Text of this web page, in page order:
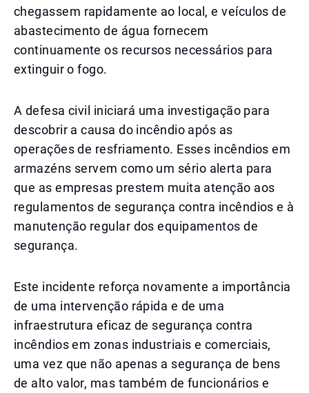
chegassem rapidamente ao local, e veículos de
abastecimento de água fornecem
continuamente os recursos necessários para
extinguir o fogo.
A defesa civil iniciará uma investigação para
descobrir a causa do incêndio após as
operações de resfriamento. Esses incêndios em
armazéns servem como um sério alerta para
que as empresas prestem muita atenção aos
regulamentos de segurança contra incêndios e à
manutenção regular dos equipamentos de
segurança.
Este incidente reforça novamente a importância
de uma intervenção rápida e de uma
infraestrutura eficaz de segurança contra
incêndios em zonas industriais e comerciais,
uma vez que não apenas a segurança de bens
de alto valor, mas também de funcionários e